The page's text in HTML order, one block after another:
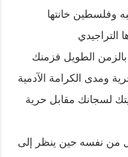
وفلسطين خانتها
التراجيدي
بالزمن الطويل فزمنك
ومدى الكرامة الآدمية
لسجانك مقابل حرية
نفسه حين ينظر إلى